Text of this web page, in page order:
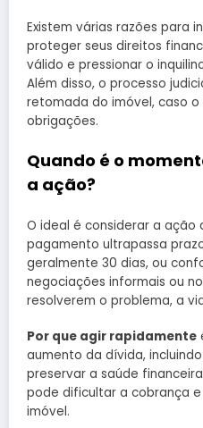
Existem várias razões para
proteger seus direitos
válido e pressionar o
Além disso, o processo
retomada do imóvel, caso
obrigações.
Quando é o
a ação?
O ideal é considerar a ação
pagamento ultrapassa
geralmente 30 dias, ou
negociações informais ou
resolverem o problema, a
Por que agir rapidamente
aumento da dívida,
preservar a saúde
pode dificultar a cobrança
imóvel.